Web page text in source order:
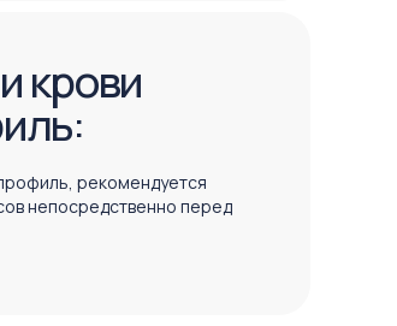
крови
рекомендуется
непосредственно перед